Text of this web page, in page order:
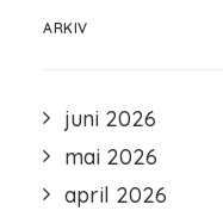
ARKIV
juni 2026
mai 2026
april 2026